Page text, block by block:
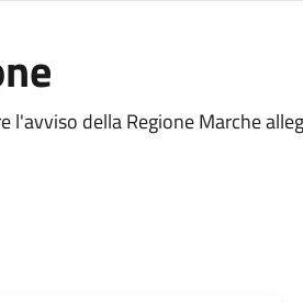
l'avviso della Regione Marche